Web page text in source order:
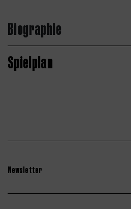
Biographie
Spielplan
Newsletter